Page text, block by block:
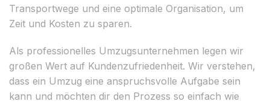
Transportwege und eine optimale Organisation, um
Zeit und Kosten zu sparen.
Als professionelles Umzugsunternehmen legen wir
großen Wert auf Kundenzufriedenheit. Wir verstehen,
dass ein Umzug eine anspruchsvolle Aufgabe sein
kann und möchten dir den Prozess so einfach wie